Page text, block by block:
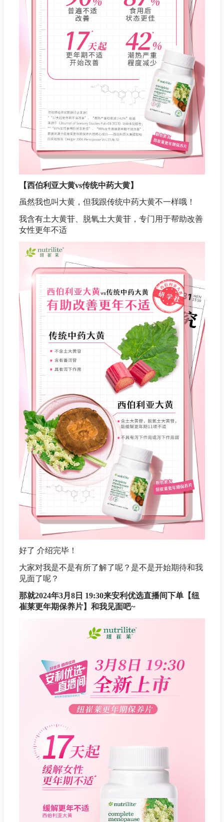
【西伯利亚大黄vs传统中药大黄】
虽然我也叫大黄，但我跟传统中药大黄不一样哦！
我含有土大黄苷、脱氧土大黄苷，专门用于帮助改善
女性更年不适
好了 介绍完毕！
大家对我是不是有所了解了呢？是不是开始期待和我
见面了呢？
那就2024年3月8日 19:30来安利优选直播间下单【纽
崔莱更年期保养片】和我见面吧~